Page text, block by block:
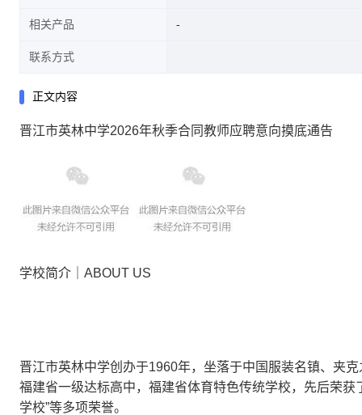
相关产品
联系方式
正文内容
晋江市英林中学2026年秋季合同教师应聘意向摸底通告
学校简介｜ ABOUT US
晋江市英林中学创办于1960年，坐落于中国服装名镇、夹
福建省一级达标高中，福建省体育特色传统学校，先后荣获
学校”等多项荣誉。